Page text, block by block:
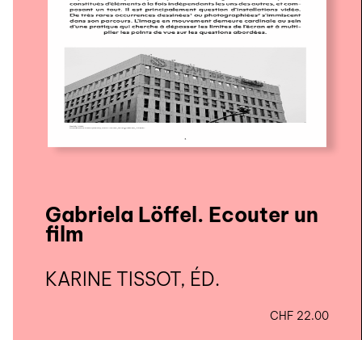
Gabriela Löffel. Écouter un
film
KARINE TISSOT, ÉD.
CHF 22.00